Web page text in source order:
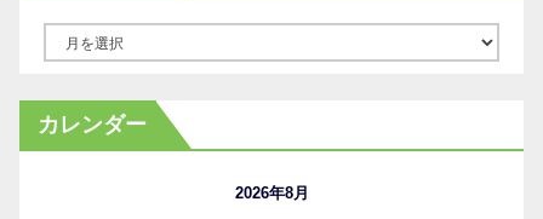
カ
イ
カレンダー
2026年8月